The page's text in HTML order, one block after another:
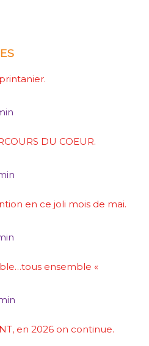
DU COEUR.
en ce joli mois de mai.
ensemble «
en 2026 on continue.